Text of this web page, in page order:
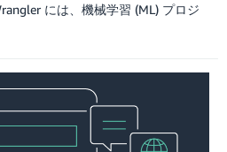
には、機械学習 (ML) プロジ